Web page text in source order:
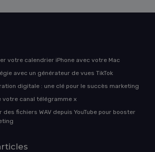
votre calendrier iPhone avec votre Mac
avec un générateur de vues TikTok
digitale : une clé pour le succès marketing
votre canal télégramme x
fichiers WAV depuis YouTube pour booster